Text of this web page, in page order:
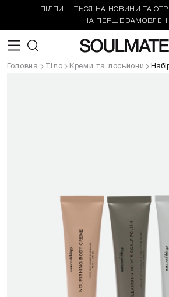
ПІДПИШІТЬСЯ НА НОВИНИ ТА
НА ПЕРШЕ
Головна Тіло Креми та лосьйони